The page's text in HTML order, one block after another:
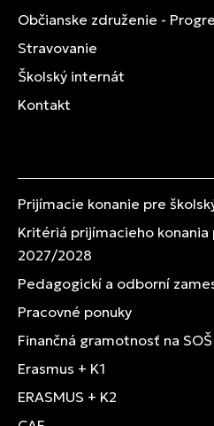
Občianske združenie -
Stravovanie
Školský internát
Kontakt
Prijímacie konanie pre
Kritériá prijímacieho konania
2027/2028
Pedagogickí a odborní
Pracovné ponuky
Finančná gramotnosť na
Erasmus + K1
ERASMUS + K2